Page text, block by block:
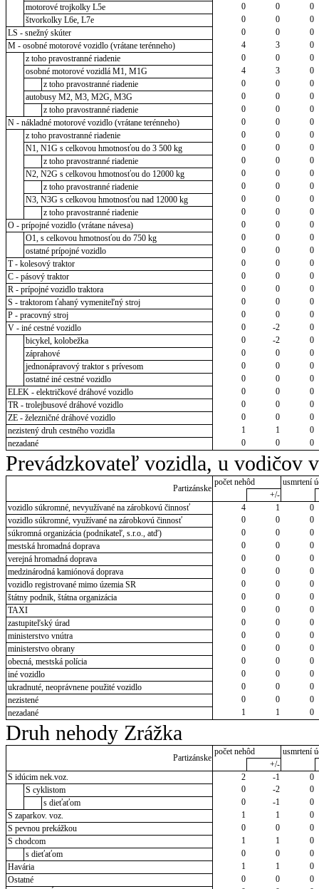
motorové trojkolky L5e
0 0
0
štvorkolky L6e, L7e
0 0
0
LS - snežný skúter
0 0
0
M - osobné motorové vozidlo (vrátane terénneho)
4 3
0
z toho pravostranné riadenie
0 0
0
osobné motorové vozidlá M1, M1G
4 3
0
z toho pravostranné riadenie
0 0
0
autobusy M2, M3, M2G, M3G
0 0
0
z toho pravostranné riadenie
0 0
0
N - nákladné motorové vozidlo (vrátane terénneho)
0 0
0
z toho pravostranné riadenie
0 0
0
N1, N1G s celkovou hmotnosťou do 3 500 kg
0 0
0
z toho pravostranné riadenie
0 0
0
N2, N2G s celkovou hmotnosťou do 12000 kg
0 0
0
z toho pravostranné riadenie
0 0
0
N3, N3G s celkovou hmotnosťou nad 12000 kg
0 0
0
z toho pravostranné riadenie
0 0
0
O - prípojné vozidlo (vrátane návesa)
0 0
0
O1, s celkovou hmotnosťou do 750 kg
0 0
0
ostatné prípojné vozidlo
0 0
0
T - kolesový traktor
0 0
0
C - pásový traktor
0 0
0
R - prípojné vozidlo traktora
0 0
0
S - traktorom ťahaný vymeniteľný stroj
0 0
0
P - pracovný stroj
0 0
0
V - iné cestné vozidlo
0 -2
0
bicykel, kolobežka
0 -2
0
záprahové
0 0
0
jednonápravový traktor s prívesom
0 0
0
ostatné iné cestné vozidlo
0 0
0
ELEK - električkové dráhové vozidlo
0 0
0
TR - trolejbusové dráhové vozidlo
0 0
0
ZE - železničné dráhové vozidlo
0 0
0
nezistený druh cestného vozidla
1 1
0
nezadané
0 0 0
Prevádzkovateľ vozidla, u vodičov
Partizánske
počet nehôd
usmrtení
+/-
vozidlo súkromné, nevyužívané na zárobkovú činnosť
4 1
0
vozidlo súkromné, využívané na zárobkovú činnosť
0 0
0
súkromná organizácia (podnikateľ, s.r.o., atď)
0 0
0
mestská hromadná doprava
0 0
0
verejná hromadná doprava
0 0
0
medzinárodná kamiónová doprava
0 0
0
vozidlo registrované mimo územia SR
0 0
0
štátny podnik, štátna organizácia
0 0
0
TAXI
0 0
0
zastupiteľský úrad
0 0
0
ministerstvo vnútra
0 0
0
ministerstvo obrany
0 0
0
obecná, mestská polícia
0 0
0
iné vozidlo
0 0
0
ukradnuté, neoprávnene použité vozidlo
0 0
0
nezistené
0 0
0
nezadané
1 1 0
Druh nehody Zrážka
Partizánske
počet nehôd
usmrtení
+/-
S idúcim nek.voz.
2 -1
0
S cyklistom
0 -2
0
s dieťaťom
0 -1
0
S zaparkov. voz.
1 1
0
S pevnou prekážkou
0 0
0
S chodcom
1 1
0
s dieťaťom
0 0
0
Havária
1 1
0
Ostatné
0 0
0